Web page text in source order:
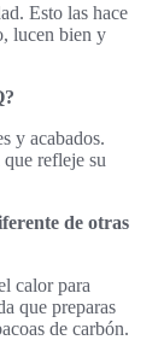
Esto las hace
lucen bien y
y acabados.
refleje su
de otras
calor para
que preparas
de carbón.